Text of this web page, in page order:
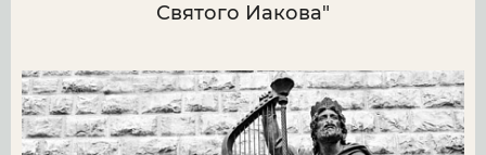
Святого Иакова"